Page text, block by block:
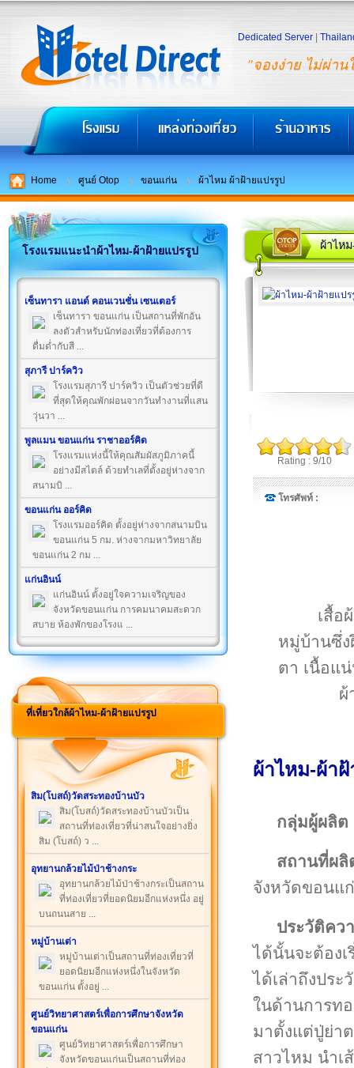
"จองง่าย ไม่ผ่าน
Dedicated Server
Home ศูนย์ Otop ขอนแก่น ผ้าไหม ผ้าฝ้ายแปรรูป
โรงแรมแนะนำผ้าไหม-ผ้าฝ้ายแปรรูป
เซ็นทารา แอนด์ คอนเวนชั่น เซนเตอร์
เซ็นทารา ขอนแก่น เป็นสถานที่พักอัน
ลงตัวสำหรับนักท่องเที่ยวที่ต้องการ
ดื่มด่ำกับสี ...
สุภารี ปาร์ควิว
โรงแรมสุภารี ปาร์ควิว เป็นตัวช่วยที่ดี
ที่สุดให้คุณพักผ่อนจากวันทำงานที่แสน
วุ่นวา ...
พูลแมน ขอนแก่น ราชาออร์คิด
โรงแรมแห่งนี้ให้คุณสัมผัสภูมิภาคนี้
อย่างมีสไตล์ ด้วยทำเลที่ตั้งอยู่ห่างจาก
สนามบิ ...
ขอนแก่น ออร์คิด
โรงแรมออร์คิด ตั้งอยู่ห่างจากสนามบิน
ขอนแก่น 5 กม. ห่างจากมหาวิทยาลัย
ขอนแก่น 2 กม ...
แก่นอินน์
แก่นอินน์ ตั้งอยู่ใจความเจริญของ
จังหวัดขอนแก่น การคมนาคมสะดวก
สบาย ห้องพักของโรงแ ...
ที่เที่ยวใกล้ผ้าไหม-ผ้าฝ้ายแปรรูป
สิม(โบสถ์)วัดสระทองบ้านบัว
สิม(โบสถ์)วัดสระทองบ้านบัวเป็น
สถานที่ท่องเที่ยวที่น่าสนใจอย่างยิ่ง
สิม (โบสถ์) ว ...
อุทยานกล้วยไม้ป่าช้างกระ
อุทยานกล้วยไม้ป่าช้างกระเป็นสถาน
ที่ท่องเที่ยวที่ยอดนิยมอีกแห่งหนึ่ง อยู่
บนถนนสาย ...
หมู่บ้านเต่า
หมู่บ้านเต่าเป็นสถานที่ท่องเที่ยวที่
ยอดนิยมอีกแห่งหนึ่งในจังหวัด
ขอนแก่น ตั้งอยู่ ...
ศูนย์วิทยาศาสตร์เพื่อการศึกษาจังหวัด
ขอนแก่น
ศูนย์วิทยาศาสตร์เพื่อการศึกษา
จังหวัดขอนแก่นเป็นสถานที่ท่อง
ผ้าไห
Rating : 9/10
โทรศัพท์ :
เสื้อ
หมู่บ้านซึ่
ตา เนื้อแ
ผ้
ผ้าไหม-ผ้า
กลุ่มผู้ผลิต
สถานที่ผลิ
จังหวัดขอนแ
ประวัติคว
ได้นั้นจะต้อง
ได้เล่าถึงปร
ในด้านการท
มาตั้งแต่ปู่ย่า
สาวไหม นำเ